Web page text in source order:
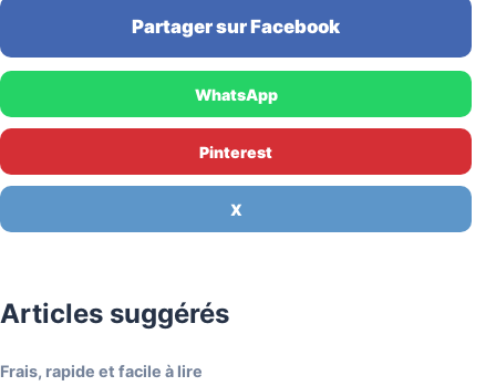
Partager sur Facebook
WhatsApp
Pinterest
X
Articles suggérés
Frais, rapide et facile à lire